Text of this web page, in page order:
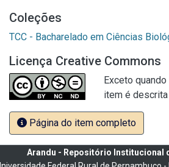
Coleções
TCC - Bacharelado em Ciências
Licença Creative Commons
Exceto
item é
Página do item completo
Arandu - Repositório Institucional